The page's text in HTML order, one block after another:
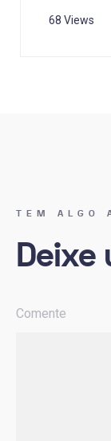
68 Views
TEM ALGO
Comente